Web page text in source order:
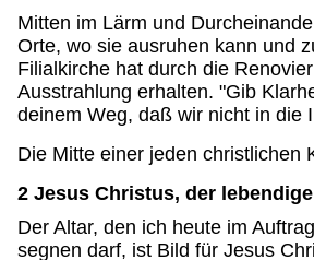
Mitten im Lärm und
Orte, wo sie ausruhen kann und
Filialkirche hat durch die
Ausstrahlung erhalten. "Gib
deinem Weg, daß wir nicht in die
Die Mitte einer jeden christlichen
2 Jesus Christus, der
Der Altar, den ich heute im
segnen darf, ist Bild für Jesus